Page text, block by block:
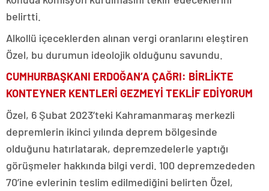
belirtti.
Alkollü içeceklerden alınan vergi oranlarını eleştiren
Özel, bu durumun ideolojik olduğunu savundu.
CUMHURBAŞKANI ERDOĞAN’A ÇAĞRI: BİRLİKTE
KONTEYNER KENTLERİ GEZMEYİ TEKLİF EDİYORUM
Özel, 6 Şubat 2023’teki Kahramanmaraş merkezli
depremlerin ikinci yılında deprem bölgesinde
olduğunu hatırlatarak, depremzedelerle yaptığı
görüşmeler hakkında bilgi verdi. 100 depremzededen
70’ine evlerinin teslim edilmediğini belirten Özel,